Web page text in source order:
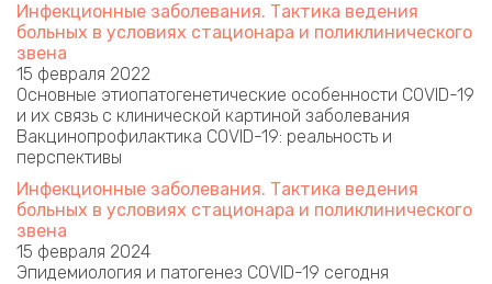
Инфекционные заболевания. Тактика ведения
больных в условиях стационара и поликлинического
звена
15 февраля 2022
Основные этиопатогенетические особенности COVID-19
и их связь с клинической картиной заболевания
Вакцинопрофилактика COVID-19: реальность и
перспективы
Инфекционные заболевания. Тактика ведения
больных в условиях стационара и поликлинического
звена
15 февраля 2024
Эпидемиология и патогенез COVID-19 сегодня